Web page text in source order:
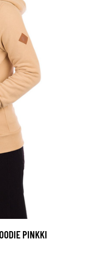
PINKKI